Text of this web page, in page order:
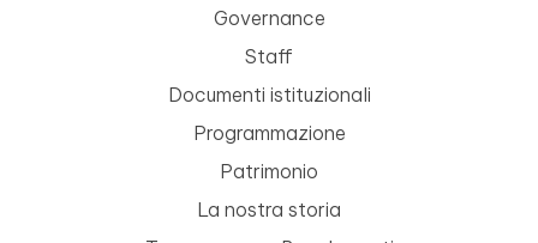
Governance
Staff
Documenti istituzionali
Programmazione
Patrimonio
La nostra storia